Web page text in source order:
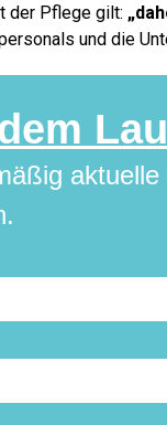
der Pflege gilt:
und die